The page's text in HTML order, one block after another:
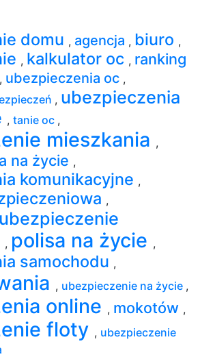
domu , agencja , biuro ,
, kalkulator oc , ranking
, ubezpieczenia oc ,
, ubezpieczenia
, tanie oc ,
mieszkania ,
na życie ,
komunikacyjne ,
,
ubezpieczenie
, polisa na życie ,
samochodu ,
, ubezpieczenie na życie ,
online , mokotów ,
floty , ubezpieczenie